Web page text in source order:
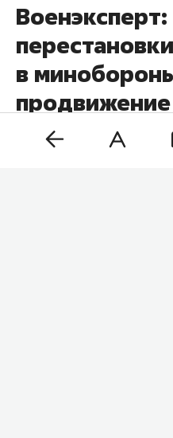
перестановки
в
СВО